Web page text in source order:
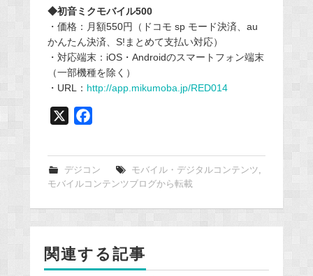
◆初音ミクモバイル500
・価格：月額550円（ドコモ sp モード決済、au
かんたん決済、S!まとめて支払い対応）
・対応端末：iOS・Androidのスマートフォン端末
（一部機種を除く）
・URL： http://app.mikumoba.jp/RED014
e
b
o
o
デジコン モバイル・デジタルコンテンツ
モバイルコンテンツブログから転載
関連する記事